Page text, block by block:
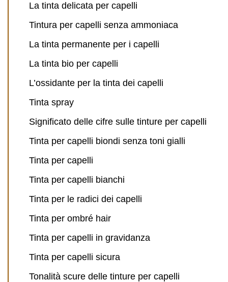
La tinta delicata per capelli
Tintura per capelli senza ammoniaca
La tinta permanente per i capelli
La tinta bio per capelli
L’ossidante per la tinta dei capelli
Tinta spray
Significato delle cifre sulle tinture per capelli
Tinta per capelli biondi senza toni gialli
Tinta per capelli
Tinta per capelli bianchi
Tinta per le radici dei capelli
Tinta per ombré hair
Tinta per capelli in gravidanza
Tinta per capelli sicura
Tonalità scure delle tinture per capelli